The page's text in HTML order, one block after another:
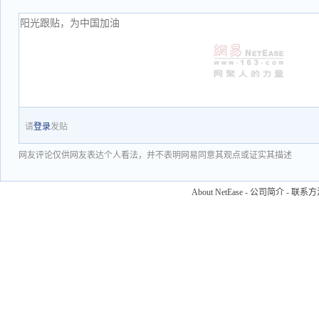
请登录发贴
网友评论仅供网友表达个人看法，并不表明网易同意其观点或证实其描述
About NetEase - 公司简介 - 联系方